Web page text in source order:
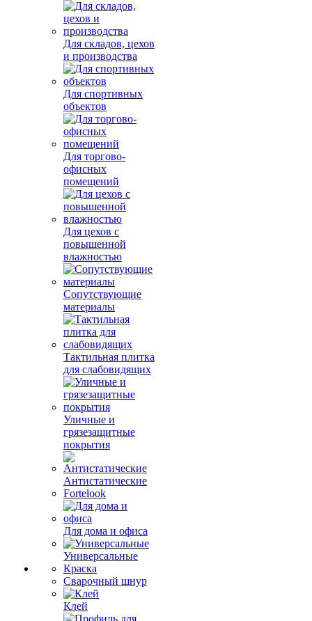
Для складов, цехов
и производства
Для спортивных
объектов
Для торгово-
офисных
помещений
Для цехов с
повышенной
влажностью
Сопутствующие
материалы
Тактильная плитка
для слабовидящих
Уличные и
грязезащитные
покрытия
Антистатические
Fortelook
Для дома и офиса
Универсальные
Краска
Сварочный шнур
Клей